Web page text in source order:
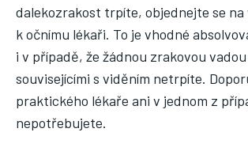
dalekozrakost trpíte, objednejte se
k očnímu lékaři. To je vhodné
i v případě, že žádnou zrakovou
souvisejícími s viděním netrpíte.
praktického lékaře ani v jednom z
nepotřebujete.